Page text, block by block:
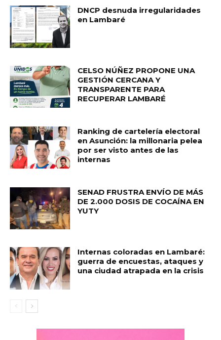
DNCP desnuda irregularidades
en Lambaré
CELSO NÚÑEZ PROPONE UNA
GESTIÓN CERCANA Y
TRANSPARENTE PARA
RECUPERAR LAMBARÉ
Ranking de cartelería electoral
en Asunción: la millonaria pelea
por ser visto antes de las
internas
SENAD FRUSTRA ENVÍO DE MÁS
DE 2.000 DOSIS DE COCAÍNA EN
YUTY
Internas coloradas en Lambaré:
guerra de encuestas, ataques y
una ciudad atrapada en la crisis